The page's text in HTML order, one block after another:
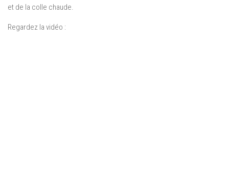
et de la colle chaude.
Regardez la vidéo :